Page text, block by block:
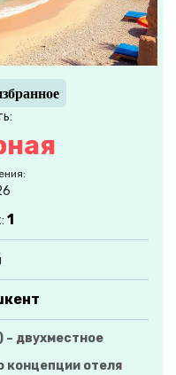
1
– двухместное
концепции отеля